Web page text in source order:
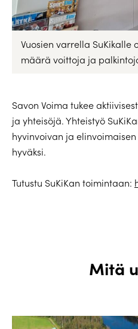
Vuosien varrella SuKikalle
määrä voittoja ja
Savon Voima tukee
ja yhteisöjä. Yhteistyö
hyvinvoivan ja
hyväksi.
Tutustu SuKiKan toimintaan:
Mitä